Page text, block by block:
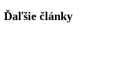
Ďaľšie články